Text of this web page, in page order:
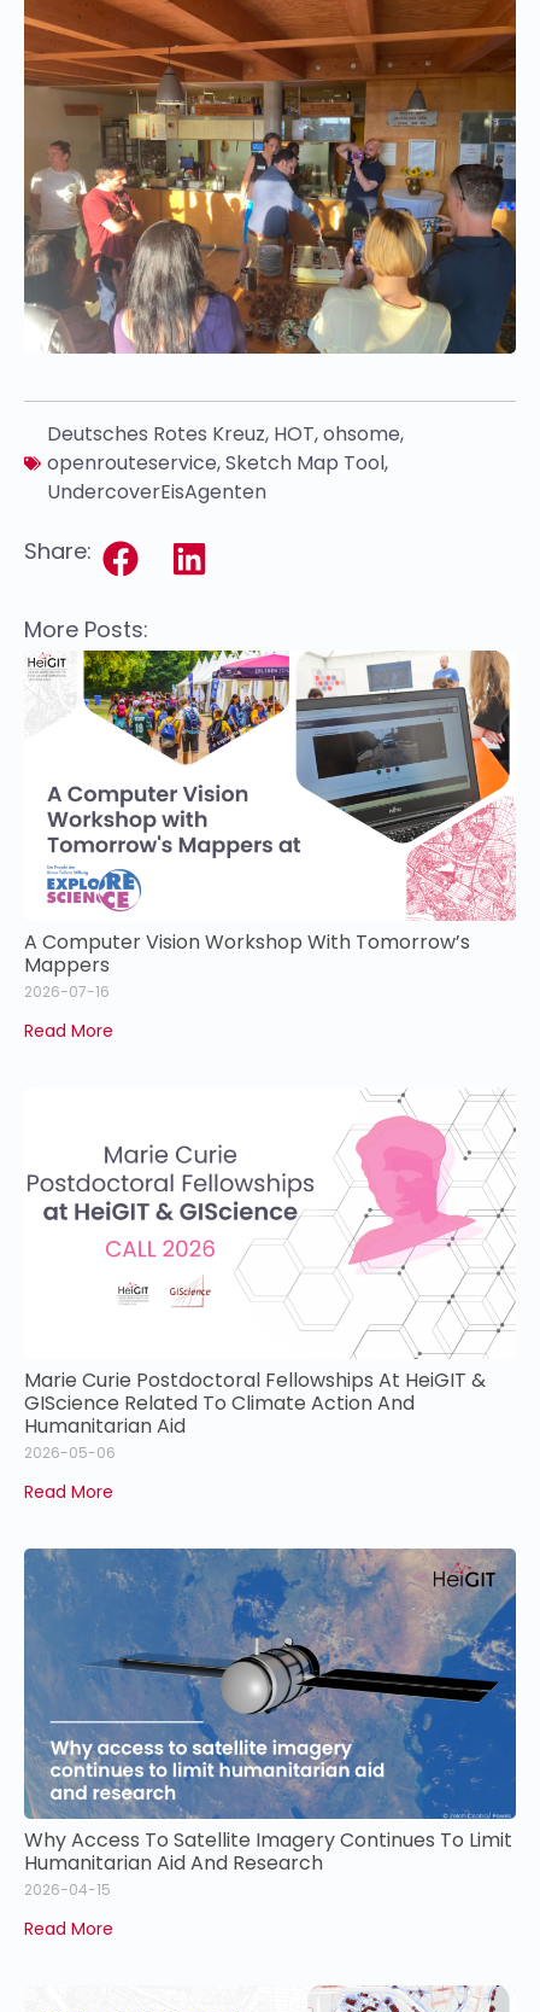
Deutsches Rotes Kreuz, HOT,ohsome,
openrouteservice,Sketch Map Tool,
UndercoverEisAgenten
Share:
More Posts:
A Computer Vision Workshop With Tomorrow’s
Mappers
2026-07-16
Read More
Marie Curie Postdoctoral Fellowships At HeiGIT &
GIScience Related To Climate Action And
Humanitarian Aid
2026-05-06
Read More
Why Access To Satellite Imagery Continues To Limit
Humanitarian Aid And Research
2026-04-15
Read More